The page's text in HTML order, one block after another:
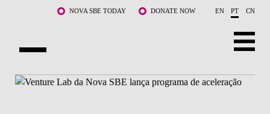
Saltar para o conteúdo principalNOVA SBE TODAY DONATE NOW EN PT CN
SOBRE NÓS